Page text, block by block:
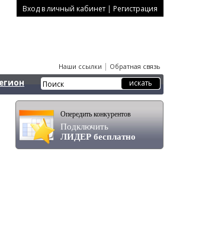
Вход в личный кабинет | Регистрация
Наши ссылки | Обратная связь
Опередить конкурентов
Подключить
ЛИДЕР бесплатно